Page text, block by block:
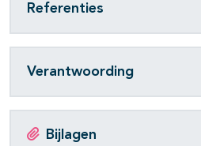
Referenties
Verantwoording
Bijlagen